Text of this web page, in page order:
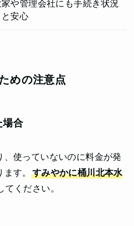
や管理会社にも手続き状況
安心
めの注意点
場合
、使っていないのに料金が発
す。 すみやかに桶川北本水
てください。